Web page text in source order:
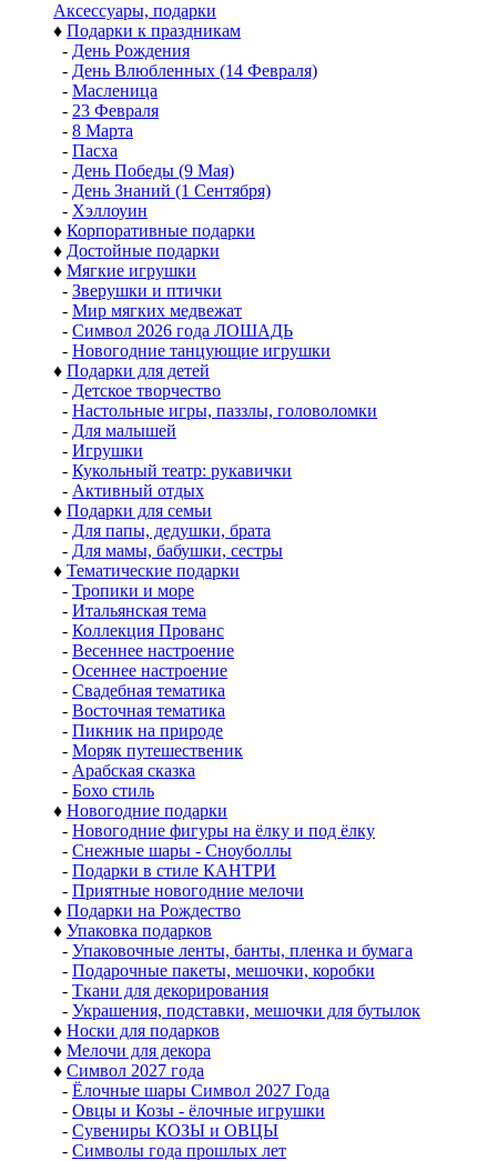
Аксессуары, подарки
♦ Подарки к праздникам
- День Рождения
- День Влюбленных (14 Февраля)
- Масленица
- 23 Февраля
- 8 Марта
- Пасха
- День Победы (9 Мая)
- День Знаний (1 Сентября)
- Хэллоуин
♦ Корпоративные подарки
♦ Достойные подарки
♦ Мягкие игрушки
- Зверушки и птички
- Мир мягких медвежат
- Символ 2026 года ЛОШАДЬ
- Новогодние танцующие игрушки
♦ Подарки для детей
- Детское творчество
- Настольные игры, паззлы, головоломки
- Для малышей
- Игрушки
- Кукольный театр: рукавички
- Активный отдых
♦ Подарки для семьи
- Для папы, дедушки, брата
- Для мамы, бабушки, сестры
♦ Тематические подарки
- Тропики и море
- Итальянская тема
- Коллекция Прованс
- Весеннее настроение
- Осеннее настроение
- Свадебная тематика
- Восточная тематика
- Пикник на природе
- Моряк путешественик
- Арабская сказка
- Бохо стиль
♦ Новогодние подарки
- Новогодние фигуры на ёлку и под ёлку
- Снежные шары - Сноуболлы
- Подарки в стиле КАНТРИ
- Приятные новогодние мелочи
♦ Подарки на Рождество
♦ Упаковка подарков
- Упаковочные ленты, банты, пленка и бумага
- Подарочные пакеты, мешочки, коробки
- Ткани для декорирования
- Украшения, подставки, мешочки для бутылок
♦ Носки для подарков
♦ Мелочи для декора
♦ Символ 2027 года
- Ёлочные шары Символ 2027 Года
- Овцы и Козы - ёлочные игрушки
- Сувениры КОЗЫ и ОВЦЫ
- Символы года прошлых лет